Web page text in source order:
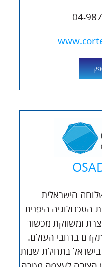
הישראלית
הטכנולוגיה היפנית
בשנת 1935 ומייצרת ומשווקת מכשור
ברחבי העולם.
בתחילת שנות